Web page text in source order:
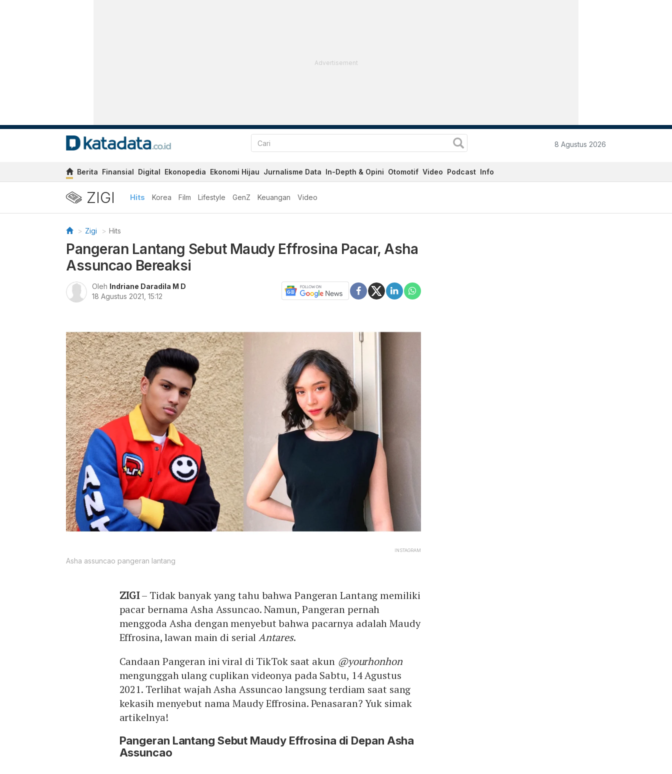
Advertisement
8 Agustus 2026
Berita Finansial Digital Ekonopedia Ekonomi Hijau Jurnalisme Data In-Depth & Opini Otomotif Video Podcast Info
ZIGI Hits Korea Film Lifestyle GenZ Keuangan Video
Zigi Hits
Pangeran Lantang Sebut Maudy Effrosina Pacar, Asha
Assuncao Bereaksi
Oleh Indriane Daradila M D
18 Agustus 2021, 15:12
INSTAGRAM
Asha assuncao pangeran lantang
ZIGI– Tidak banyak yang tahu bahwa Pangeran Lantang memiliki
pacar bernama Asha Assuncao. Namun, Pangeran pernah
menggoda Asha dengan menyebut bahwa pacarnya adalah Maudy
Effrosina, lawan main di serialAntares.
Candaan Pangeran ini viral di TikTok saat akun @yourhonhon
mengunggah ulang cuplikan videonya pada Sabtu, 14 Agustus
2021. Terlihat wajah Asha Assuncao langsung terdiam saat sang
kekasih menyebut nama Maudy Effrosina. Penasaran? Yuk simak
artikelnya!
Pangeran Lantang Sebut Maudy Effrosina di Depan Asha
Assuncao